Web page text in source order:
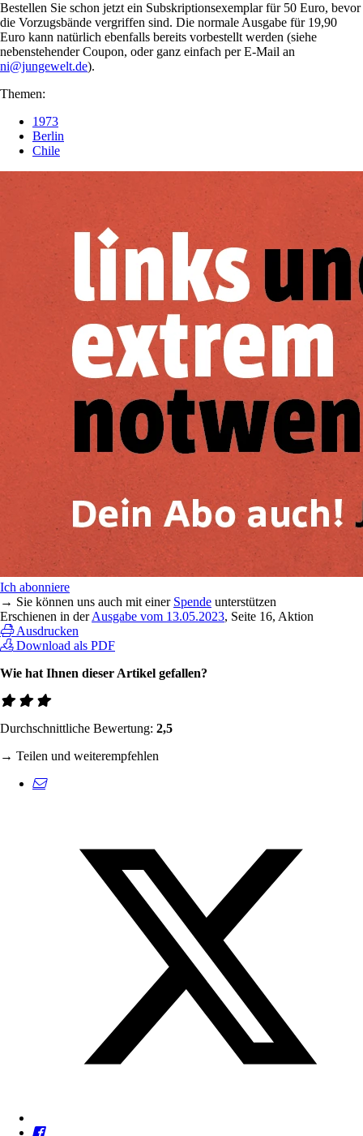
Bestellen Sie schon jetzt ein Subskriptionsexemplar für 50 Euro, bevor
die Vorzugsbände vergriffen sind. Die normale Ausgabe für 19,90
Euro kann natürlich ebenfalls bereits vorbestellt werden (siehe
nebenstehender Coupon, oder ganz einfach per E-Mail an
ni@jungewelt.de).
Themen:
1973
Berlin
Chile
Ich abonniere
→ Sie können uns auch mit einer Spende unterstützen
Erschienen in derAusgabe vom 13.05.2023, Seite 16, Aktion
Ausdrucken
Download als PDF
Wie hat Ihnen dieser Artikel gefallen?
Durchschnittliche Bewertung: 2,5
→ Teilen und weiterempfehlen